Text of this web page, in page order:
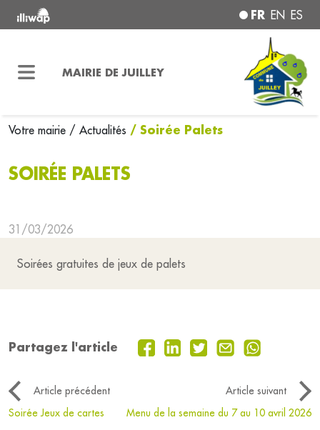
FR EN ES
MAIRIE DE JUILLEY
Votre mairie / Actualités / Soirée Palets
SOIRÉE PALETS
31/03/2026
Soirées gratuites de jeux de palets
Partagez l'article
Article précédent
Article suivant
Soirée Jeux de cartes
Menu de la semaine du 7 au 10 avril 2026